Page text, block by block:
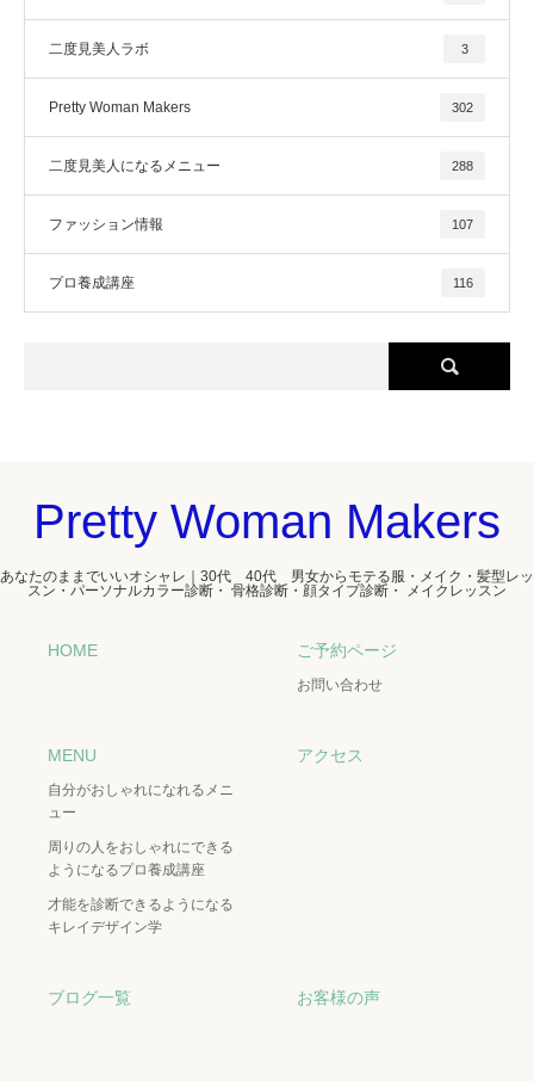
二度見美人ラボ 3
Pretty Woman Makers 302
二度見美人になるメニュー 288
ファッション情報 107
プロ養成講座 116
Pretty Woman Makers
あなたのままでいいオシャレ｜30代 40代 男女からモテる服・メイク・髪型レッ
スン・パーソナルカラー診断・ 骨格診断・顔タイプ診断・ メイクレッスン
HOME ご予約ページ
お問い合わせ
MENU
自分がおしゃれになれるメニ
ュー
周りの人をおしゃれにできる
ようになるプロ養成講座
才能を診断できるようになる
キレイデザイン学
アクセス
ブログ一覧 お客様の声